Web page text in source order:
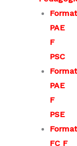
PAE
F
PSC
PAE
F
PSE
FC F